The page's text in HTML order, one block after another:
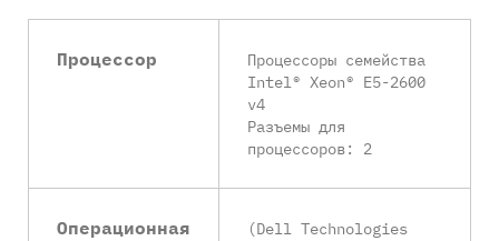
Процессор
Процессоры семейства
Intel® Xeon® E5-2600
v4
Разъемы для
процессоров: 2
Операционная
(Dell Technologies